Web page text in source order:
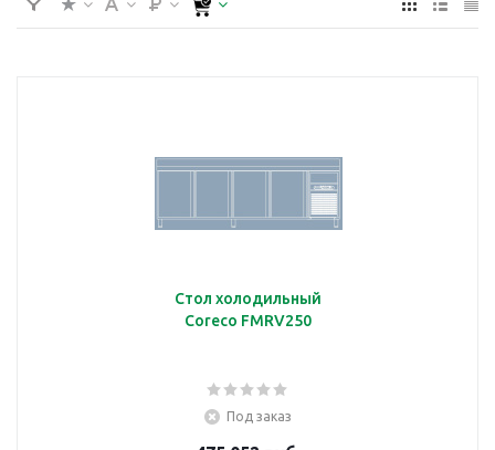
Стол холодильный
Coreco FMRV250
Под заказ